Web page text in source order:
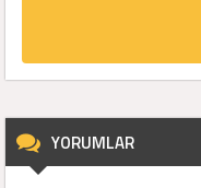
YORUMLAR